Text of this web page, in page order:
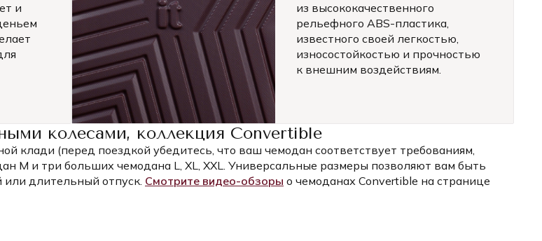
и
из высококачественного
рельефного ABS-пластика,
известного своей легкостью,
износостойкостью и прочностью
к внешним воздействиям.
колесами, коллекция Convertible
клади (перед поездкой убедитесь, что ваш чемодан соответствует требованиям,
M и три больших чемодана L, XL, XXL. Универсальные размеры позволяют вам быть
длительный отпуск. Смотрите видео-обзоры о чемоданах Convertible на странице